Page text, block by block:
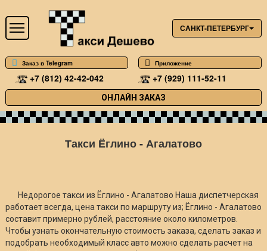
САНКТ-ПЕТЕРБУРГ
Заказ в Telegram Приложение
+7 (812) 42-42-042 +7 (929) 111-52-11
ОНЛАЙН ЗАКАЗ
Такси Ёглино - Агалатово
Недорогое такси из Ёглино - Агалатово Наша диспетчерская
работает всегда, цена такси по маршруту из; Ёглино - Агалатово
составит примерно рублей, расстояние около километров.
Чтобы узнать окончательную стоимость заказа, сделать заказ и
подобрать необходимый класс авто можно сделать расчет на